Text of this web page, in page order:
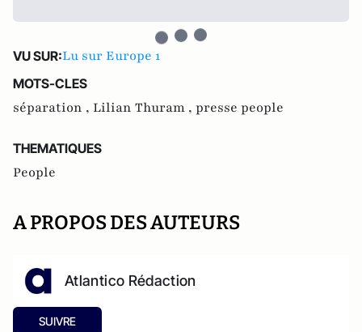
VU SUR:Lu sur Europe 1
MOTS-CLES
séparation , Lilian Thuram , presse people
THEMATIQUES
People
A PROPOS DES AUTEURS
Atlantico Rédaction
SUIVRE